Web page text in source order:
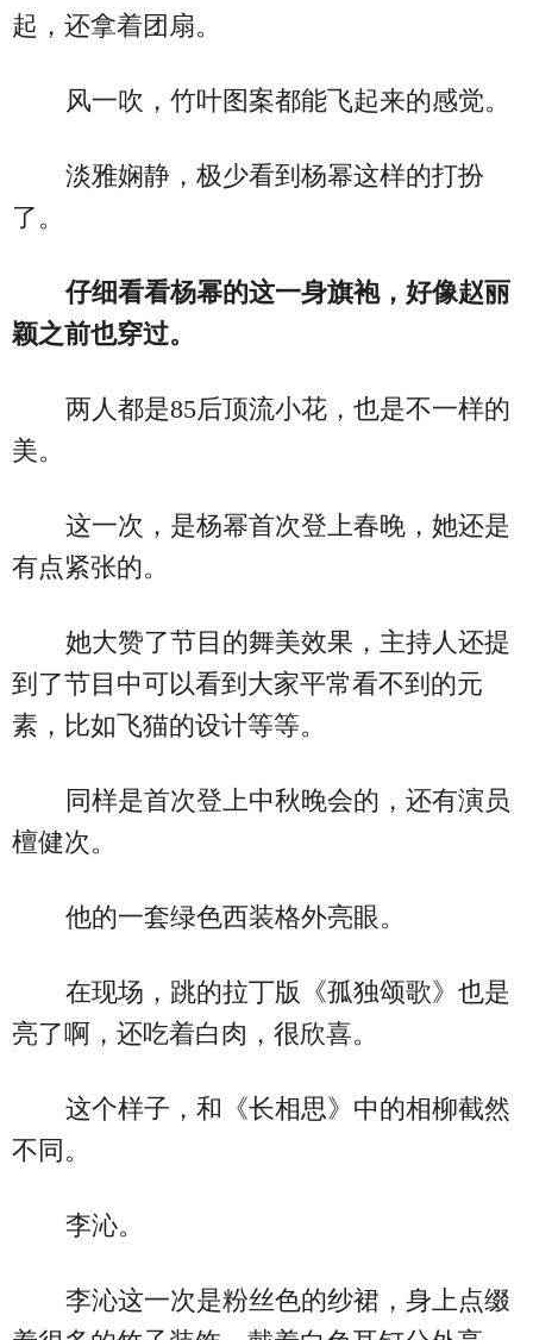
起，还拿着团扇。
风一吹，竹叶图案都能飞起来的感觉。
淡雅娴静，极少看到杨幂这样的打扮
了。
仔细看看杨幂的这一身旗袍，好像赵丽
颖之前也穿过。
两人都是85后顶流小花，也是不一样的
美。
这一次，是杨幂首次登上春晚，她还是
有点紧张的。
她大赞了节目的舞美效果，主持人还提
到了节目中可以看到大家平常看不到的元
素，比如飞猫的设计等等。
同样是首次登上中秋晚会的，还有演员
檀健次。
他的一套绿色西装格外亮眼。
在现场，跳的拉丁版《孤独颂歌》也是
亮了啊，还吃着白肉，很欣喜。
这个样子，和《长相思》中的相柳截然
不同。
李沁。
李沁这一次是粉丝色的纱裙，身上点缀